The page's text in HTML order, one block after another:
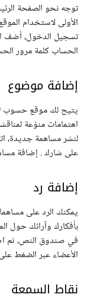
توجه نحو الصفحة
تسجيل الدخول، أضف
الحساب كلمة مرور
إضافة موضوع
اهتمامات منوّعة
لنشر مساهمة جديدة،
على شارك . إضافة
إضافة رد
بأفكارك وآرائك حول
في صندوق النص، ثم
الأعضاء عبر الضغط
نقاط السمعة